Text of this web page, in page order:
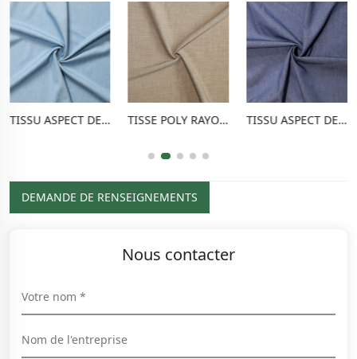
TISSU ASPECT DENIM TR TISSE POLY RAYON POUR PANTALONS EXTENSIBLE TISSU ASPECT DENIM POLY RAYON
DEMANDE DE RENSEIGNEMENTS
Nous contacter